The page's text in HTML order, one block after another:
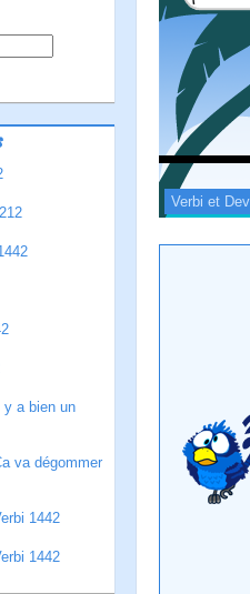
Il y a bien un
va dégommer
1442
1442
Verbi et